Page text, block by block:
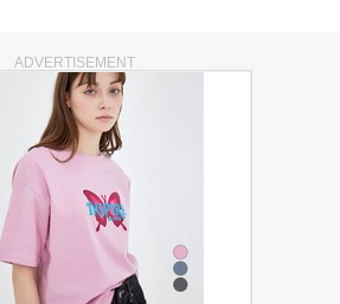
ADVERTISEMENT